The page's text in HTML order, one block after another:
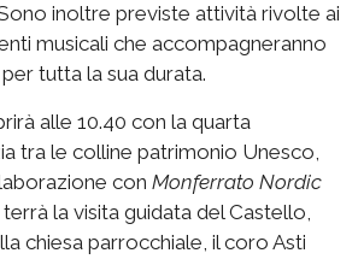
inoltre previste attività rivolte ai
musicali che accompagneranno
tutta la sua durata.
alle 10.40 con la quarta
tra le colline patrimonio Unesco,
con Monferrato Nordic
terrà la visita guidata del Castello,
chiesa parrocchiale, il coro Asti